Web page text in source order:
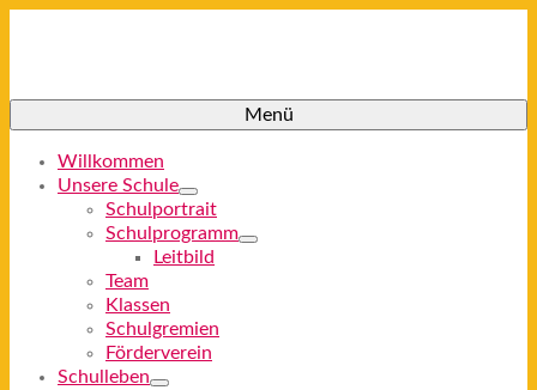
Menü
Willkommen
Unsere Schule
Schulportrait
Schulprogramm
Leitbild
Team
Klassen
Schulgremien
Förderverein
Schulleben